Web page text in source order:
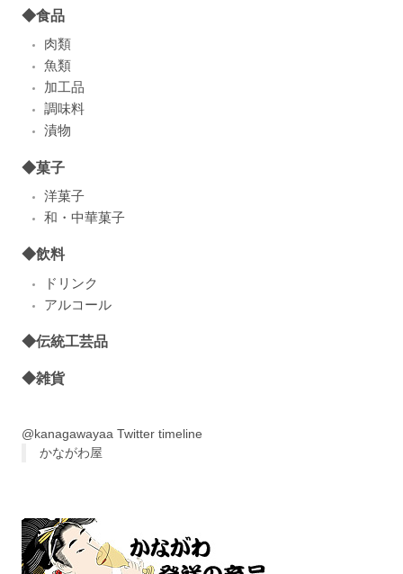
◆食品
肉類
魚類
加工品
調味料
漬物
◆菓子
洋菓子
和・中華菓子
◆飲料
ドリンク
アルコール
◆伝統工芸品
◆雑貨
@kanagawayaa Twitter timeline
かながわ屋